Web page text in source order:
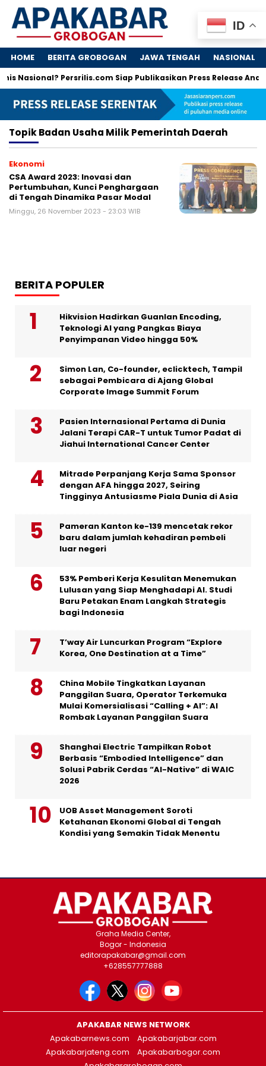
HOME BERITA GROBOGAN JAWA TENGAH NASIONAL
Nasional? Persrilis.com Siap Publikasikan Press Release Anda!
TopikBadan Usaha Milik Pemerintah Daerah
Ekonomi
CSA Award 2023: Inovasi dan
Pertumbuhan, Kunci Penghargaan
di Tengah Dinamika Pasar Modal
Minggu, 26 November 2023 - 23:03 WIB
BERITA POPULER
Hikvision Hadirkan Guanlan Encoding,
Teknologi AI yang Pangkas Biaya
Penyimpanan Video hingga 50%
Simon Lan, Co-founder, eclicktech, Tampil
sebagai Pembicara di Ajang Global
Corporate Image Summit Forum
Pasien Internasional Pertama di Dunia
Jalani Terapi CAR-T untuk Tumor Padat di
Jiahui International Cancer Center
Mitrade Perpanjang Kerja Sama Sponsor
dengan AFA hingga 2027, Seiring
Tingginya Antusiasme Piala Dunia di Asia
Pameran Kanton ke-139 mencetak rekor
baru dalam jumlah kehadiran pembeli
luar negeri
53% Pemberi Kerja Kesulitan Menemukan
Lulusan yang Siap Menghadapi AI. Studi
Baru Petakan Enam Langkah Strategis
bagi Indonesia
T’way Air Luncurkan Program “Explore
Korea, One Destination at a Time”
China Mobile Tingkatkan Layanan
Panggilan Suara, Operator Terkemuka
Mulai Komersialisasi “Calling + AI”: AI
Rombak Layanan Panggilan Suara
Shanghai Electric Tampilkan Robot
Berbasis “Embodied Intelligence” dan
Solusi Pabrik Cerdas “AI-Native” di WAIC
2026
UOB Asset Management Soroti
Ketahanan Ekonomi Global di Tengah
Kondisi yang Semakin Tidak Menentu
ID
Graha Media Center,
Bogor - Indonesia
editorapakabar@gmail.com
+628557777888
APAKABAR NEWS NETWORK
Apakabarnews.com
Apakabarjabar.com
Apakabarjateng.com
Apakabarbogor.com